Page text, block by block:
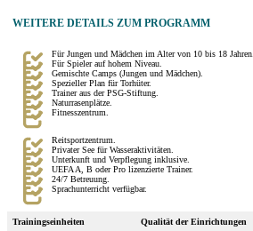
WEITERE DETAILS ZUM PROGRAMM
Für Jungen und Mädchen im Alter von 10 bis 18 Jahren.
Für Spieler auf hohem Niveau.
Gemischte Camps (Jungen und Mädchen).
Spezieller Plan für Torhüter.
Trainer aus der PSG-Stiftung.
Naturrasenplätze.
Fitnesszentrum.
Reitsportzentrum.
Privater See für Wasseraktivitäten.
Unterkunft und Verpflegung inklusive.
UEFA A, B oder Pro lizenzierte Trainer.
24/7 Betreuung.
Sprachunterricht verfügbar.
Trainingseinheiten Qualität der Einrichtungen